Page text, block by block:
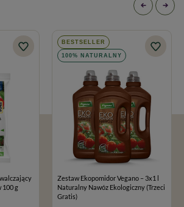
100 g
BESTSELLER
100% NATURALNY
Zestaw Ekopomidor Vegano – 3x1 l
Naturalny Nawóz Ekologiczny (Trzeci
Gratis)